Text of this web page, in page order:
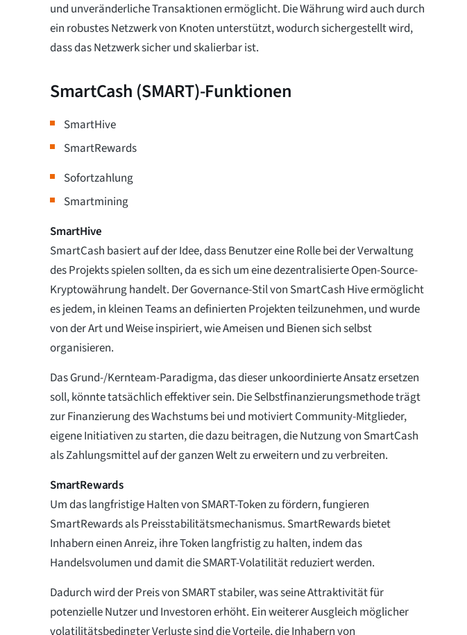
und unveränderliche Transaktionen ermöglicht. Die Währung wird auch durch
ein robustes Netzwerk von Knoten unterstützt, wodurch sichergestellt wird,
dass das Netzwerk sicher und skalierbar ist.
SmartCash (SMART)-Funktionen
SmartHive
SmartRewards
Sofortzahlung
Smartmining
SmartHive
SmartCash basiert auf der Idee, dass Benutzer eine Rolle bei der Verwaltung
des Projekts spielen sollten, da es sich um eine dezentralisierte Open-Source-
Kryptowährung handelt. Der Governance-Stil von SmartCash Hive ermöglicht
es jedem, in kleinen Teams an definierten Projekten teilzunehmen, und wurde
von der Art und Weise inspiriert, wie Ameisen und Bienen sich selbst
organisieren.
Das Grund-/Kernteam-Paradigma, das dieser unkoordinierte Ansatz ersetzen
soll, könnte tatsächlich effektiver sein. Die Selbstfinanzierungsmethode trägt
zur Finanzierung des Wachstums bei und motiviert Community-Mitglieder,
eigene Initiativen zu starten, die dazu beitragen, die Nutzung von SmartCash
als Zahlungsmittel auf der ganzen Welt zu erweitern und zu verbreiten.
SmartRewards
Um das langfristige Halten von SMART-Token zu fördern, fungieren
SmartRewards als Preisstabilitätsmechanismus. SmartRewards bietet
Inhabern einen Anreiz, ihre Token langfristig zu halten, indem das
Handelsvolumen und damit die SMART-Volatilität reduziert werden.
Dadurch wird der Preis von SMART stabiler, was seine Attraktivität für
potenzielle Nutzer und Investoren erhöht. Ein weiterer Ausgleich möglicher
volatilitätsbedingter Verluste sind die Vorteile, die Inhabern von